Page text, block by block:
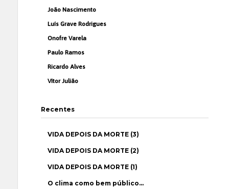
João Nascimento
Luís Grave Rodrigues
Onofre Varela
Paulo Ramos
Ricardo Alves
Vítor Julião
Recentes
VIDA DEPOIS DA MORTE (3)
VIDA DEPOIS DA MORTE (2)
VIDA DEPOIS DA MORTE (1)
O clima como bem público…